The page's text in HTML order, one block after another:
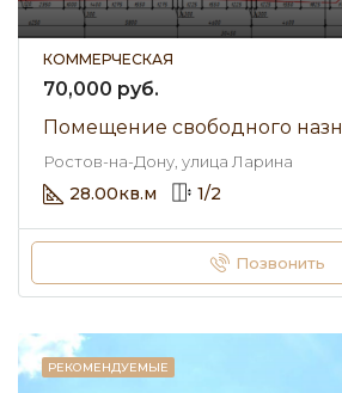
КОММЕРЧЕСКАЯ
70,000 руб.
Ростов-на-Дону, улица Ларина
28.00кв.м 1/2
Позвонить
РЕКОМЕНДУЕМЫЕ